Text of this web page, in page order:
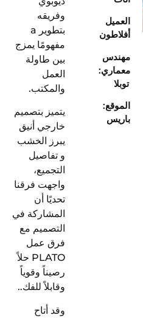
العميل
أفلاطون
مهندس
معماري:
توبلا
الموقع:
باريس
وفريقه
بتطوير
مفهومًا يمزج
بين طاولة
العمل
والمكتب.
يتميز بتصميم
خارجي أنيق
يبرز الخشب
و تفاصيل
التجميع،
واجهت فرقنا
تحديًا أن
المشاركة في
التصميم مع
فرق عمل
PLATO حلاً
رصيناً وقوياً
وقابلاً للفك..
وقد أتاح